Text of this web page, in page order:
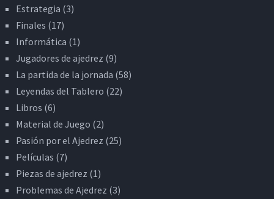
Estrategia (3)
Finales (17)
Informática (1)
Jugadores de ajedrez (9)
La partida de la jornada (58)
Leyendas del Tablero (22)
Libros (6)
Material de Juego (2)
Pasión por el Ajedrez (25)
Películas (7)
Piezas de ajedrez (1)
Problemas de Ajedrez (3)